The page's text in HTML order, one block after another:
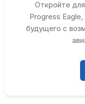
Откройте
Progress
будущего с